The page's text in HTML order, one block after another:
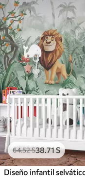
64.52S38.71S